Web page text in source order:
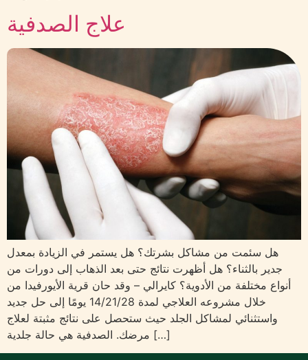
علاج الصدفية
هل سئمت من مشاكل بشرتك؟ هل يستمر في الزيادة بمعدل
جدير بالثناء؟ هل أظهرت نتائج حتى بعد الذهاب إلى دورات من
أنواع مختلفة من الأدوية؟ كايرالي – وقد حان قرية الأيورفيدا من
خلال مشروعه العلاجي لمدة 14/21/28 يومًا إلى حل جديد
واستثنائي لمشاكل الجلد حيث ستحصل على نتائج مثبتة لعلاج
مرضك. الصدفية هي حالة جلدية […]